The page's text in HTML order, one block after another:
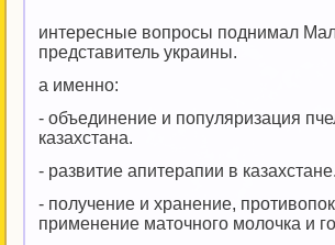
интересные вопросы поднимал
представитель украины.
а именно:
- объединение и популяризация
казахстана.
- развитие апитерапии в казахстане.
- получение и хранение,
применение маточного молочка и